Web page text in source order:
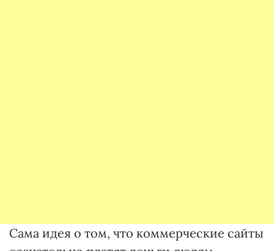
Сама идея о том, что коммерческие сайты